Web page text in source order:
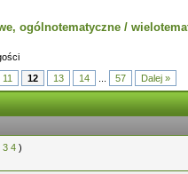
ogólnotematyczne /
11 12 13 14 57 Dalej »
3 4 )
5 gwiazdek